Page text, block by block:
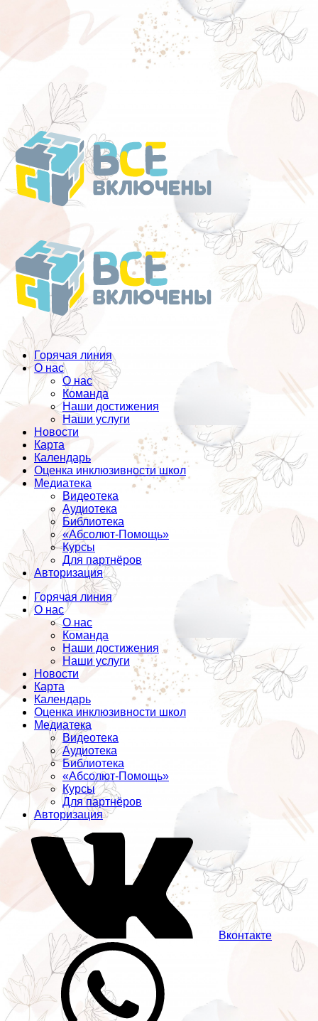
Перейти
к
содержанию
Горячая линия
О нас
О нас
Команда
Наши достижения
Наши услуги
Новости
Карта
Календарь
Оценка инклюзивности школ
Медиатека
Видеотека
Аудиотека
Библиотека
«Абсолют-Помощь»
Курсы
Для партнёров
Авторизация
Горячая линия
О нас
О нас
Команда
Наши достижения
Наши услуги
Новости
Карта
Календарь
Оценка инклюзивности школ
Медиатека
Видеотека
Аудиотека
Библиотека
«Абсолют-Помощь»
Курсы
Для партнёров
Авторизация
Вконтакте